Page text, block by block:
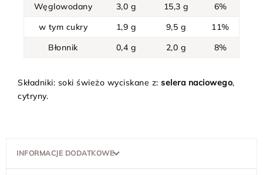
Węglowodany 3,0 g 15,3 g
6%
w tym cukry
1,9 g 9,5 g
11%
Błonnik
0,4 g 2,0 g 8%
Składniki: soki świeżo wyciskane z: selera naciowego,
cytryny.
INFORMACJE DODATKOWE